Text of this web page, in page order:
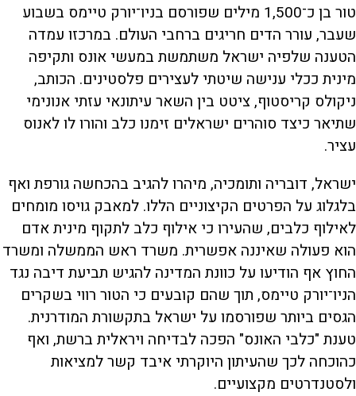
טור בן כ־1,500 מילים שפורסם בניו־יורק טיימס בשבוע
שעבר, עורר הדים חריגים ברחבי העולם. במרכזו עמדה
הטענה שלפיה ישראל משתמשת במעשי אונס ותקיפה
מינית ככלי ענישה שיטתי לעצירים פלסטינים. הכותב,
ניקולס קריסטוף, ציטט בין השאר עיתונאי עזתי אנונימי
שתיאר כיצד סוהרים ישראלים זימנו כלב והורו לו לאנוס
עציר.
ישראל, דובריה ותומכיה, מיהרו להגיב בהכחשה גורפת ואף
בלגלוג על הפרטים הקיצוניים הללו. למאבק גויסו מומחים
לאילוף כלבים, שהעירו כי אילוף כלב לתקוף מינית אדם
הוא פעולה שאיננה אפשרית. משרד ראש הממשלה ומשרד
החוץ אף הודיעו על כוונת המדינה להגיש תביעת דיבה נגד
הניו־יורק טיימס, תוך שהם קובעים כי הטור רווי בשקרים
הגסים ביותר שפורסמו על ישראל בתקשורת המודרנית.
טענת "כלבי האונס" הפכה לבדיחה ויראלית ברשת, ואף
כהוכחה לכך שהעיתון היוקרתי איבד קשר למציאות
ולסטנדרטים מקצועיים.